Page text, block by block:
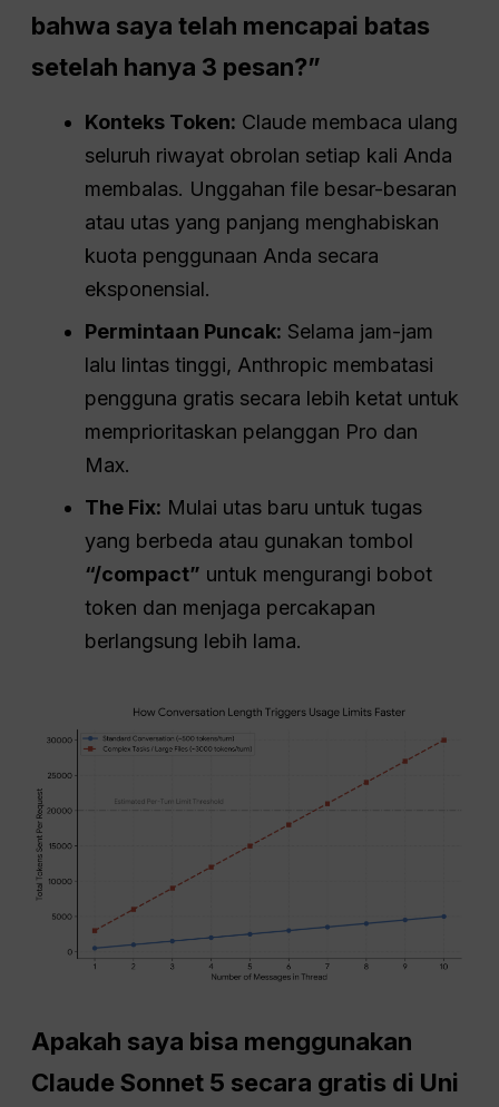
bahwa saya telah mencapai batas
setelah hanya 3 pesan?”
Konteks Token: Claude membaca ulang
seluruh riwayat obrolan setiap kali Anda
membalas. Unggahan file besar-besaran
atau utas yang panjang menghabiskan
kuota penggunaan Anda secara
eksponensial.
Permintaan Puncak: Selama jam-jam
lalu lintas tinggi, Anthropic membatasi
pengguna gratis secara lebih ketat untuk
memprioritaskan pelanggan Pro dan
Max.
The Fix: Mulai utas baru untuk tugas
yang berbeda atau gunakan tombol
“/compact” untuk mengurangi bobot
token dan menjaga percakapan
berlangsung lebih lama.
Apakah saya bisa menggunakan
Claude Sonnet 5 secara gratis di Uni